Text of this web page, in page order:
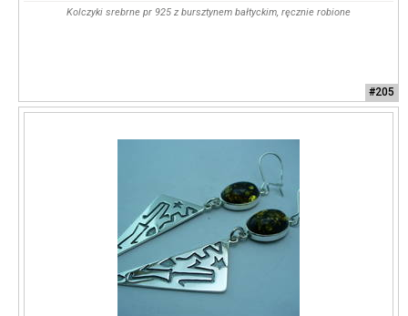
Kolczyki srebrne pr 925 z bursztynem bałtyckim, ręcznie robione
#205